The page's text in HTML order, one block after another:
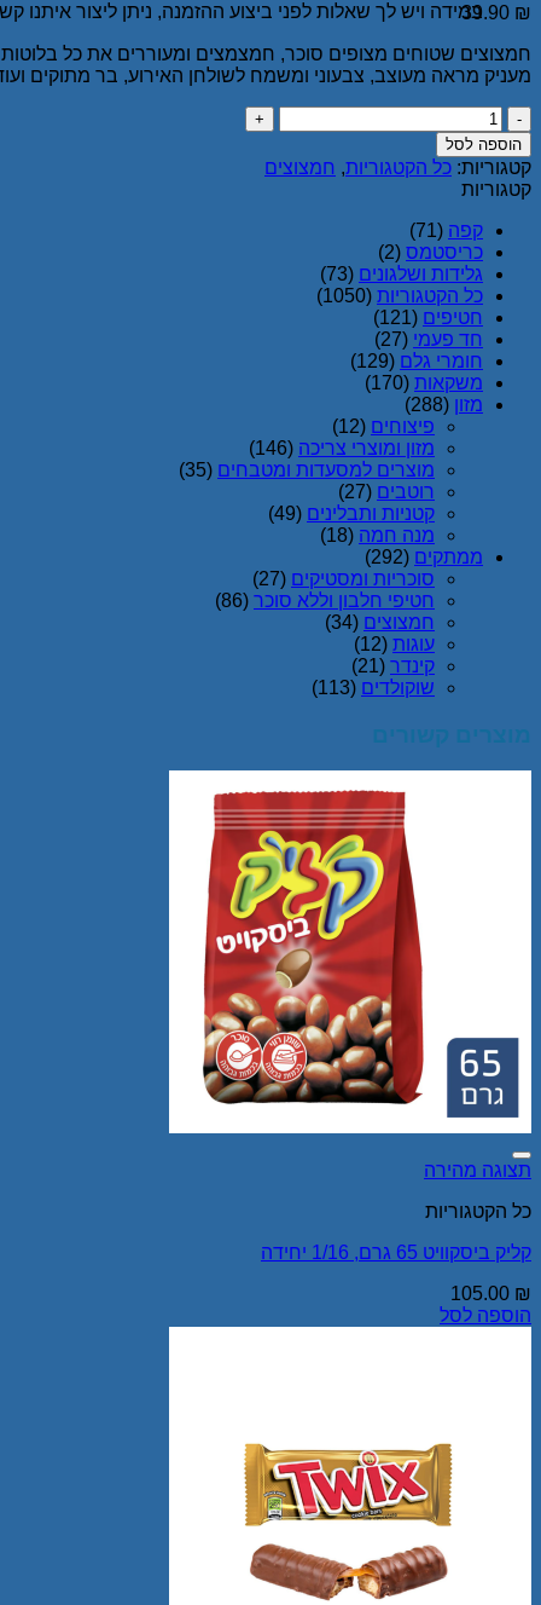
במידה ויש לך שאלות לפני ביצוע ההזמנה, ניתן ליצור איתנו קשר בטלפון39.90 ₪
חמצוצים שטוחים מצופים סוכר, חמצמצים ומעוררים את כל
מעניק מראה מעוצב, צבעוני ומשמח לשולחן האירוע, בר מתוקים
כמות
של
מארז
חמצוצים
מסוכרים
בטעם
פירות
–
צהוב
כחול
הוספה לסל
קטגוריות: כל הקטגוריות, חמצוצים
קטגוריות
קפה (71)
כריסטמס (2)
גלידות ושלגונים (73)
כל הקטגוריות (1050)
חטיפים (121)
חד פעמי (27)
חומרי גלם (129)
משקאות (170)
מזון (288)
פיצוחים (12)
מזון ומוצרי צריכה (146)
מוצרים למסעדות ומטבחים (35)
רוטבים (27)
קטניות ותבלינים (49)
מנה חמה (18)
ממתקים (292)
סוכריות ומסטיקים (27)
חטיפי חלבון וללא סוכר (86)
חמצוצים (34)
עוגות (12)
קינדר (21)
שוקולדים (113)
מוצרים קשורים
Add to wishlist
תצוגה מהירה
כל הקטגוריות
קליק ביסקוויט 65 גרם, 1/16 יחידה
105.00 ₪
הוספה לסל